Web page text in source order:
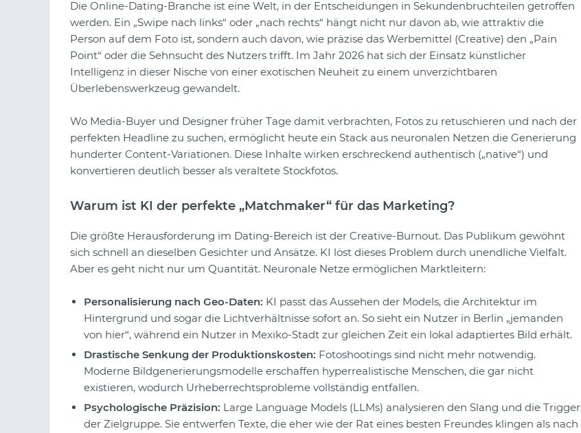
Die Online-Dating-Branche ist eine Welt, in der Entscheidungen in Sekundenbruchteilen getroffen
werden. Ein „Swipe nach links“ oder „nach rechts“ hängt nicht nur davon ab, wie attraktiv die
Person auf dem Foto ist, sondern auch davon, wie präzise das Werbemittel (Creative) den „Pain
Point“ oder die Sehnsucht des Nutzers trifft. Im Jahr 2026 hat sich der Einsatz künstlicher
Intelligenz in dieser Nische von einer exotischen Neuheit zu einem unverzichtbaren
Überlebenswerkzeug gewandelt.
Wo Media-Buyer und Designer früher Tage damit verbrachten, Fotos zu retuschieren und nach der
perfekten Headline zu suchen, ermöglicht heute ein Stack aus neuronalen Netzen die Generierung
hunderter Content-Variationen. Diese Inhalte wirken erschreckend authentisch („native“) und
konvertieren deutlich besser als veraltete Stockfotos.
Warum ist KI der perfekte „Matchmaker“ für das Marketing?
Die größte Herausforderung im Dating-Bereich ist der Creative-Burnout. Das Publikum gewöhnt
sich schnell an dieselben Gesichter und Ansätze. KI löst dieses Problem durch unendliche Vielfalt.
Aber es geht nicht nur um Quantität. Neuronale Netze ermöglichen Marktleitern:
Personalisierung nach Geo-Daten: KI passt das Aussehen der Models, die Architektur im
Hintergrund und sogar die Lichtverhältnisse sofort an. So sieht ein Nutzer in Berlin „jemanden
von hier“, während ein Nutzer in Mexiko-Stadt zur gleichen Zeit ein lokal adaptiertes Bild erhält.
Drastische Senkung der Produktionskosten: Fotoshootings sind nicht mehr notwendig.
Moderne Bildgenerierungsmodelle erschaffen hyperrealistische Menschen, die gar nicht
existieren, wodurch Urheberrechtsprobleme vollständig entfallen.
Psychologische Präzision: Large Language Models (LLMs) analysieren den Slang und die Trigger
der Zielgruppe. Sie entwerfen Texte, die eher wie der Rat eines besten Freundes klingen als nach
Ein Blick auf die Glücksspiel-
Kreativen von TikTok